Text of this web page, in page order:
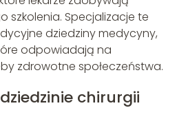
szkolenia. Specjalizacje te
dziedziny medycyny,
odpowiadają na
zdrowotne społeczeństwa.
chirurgii